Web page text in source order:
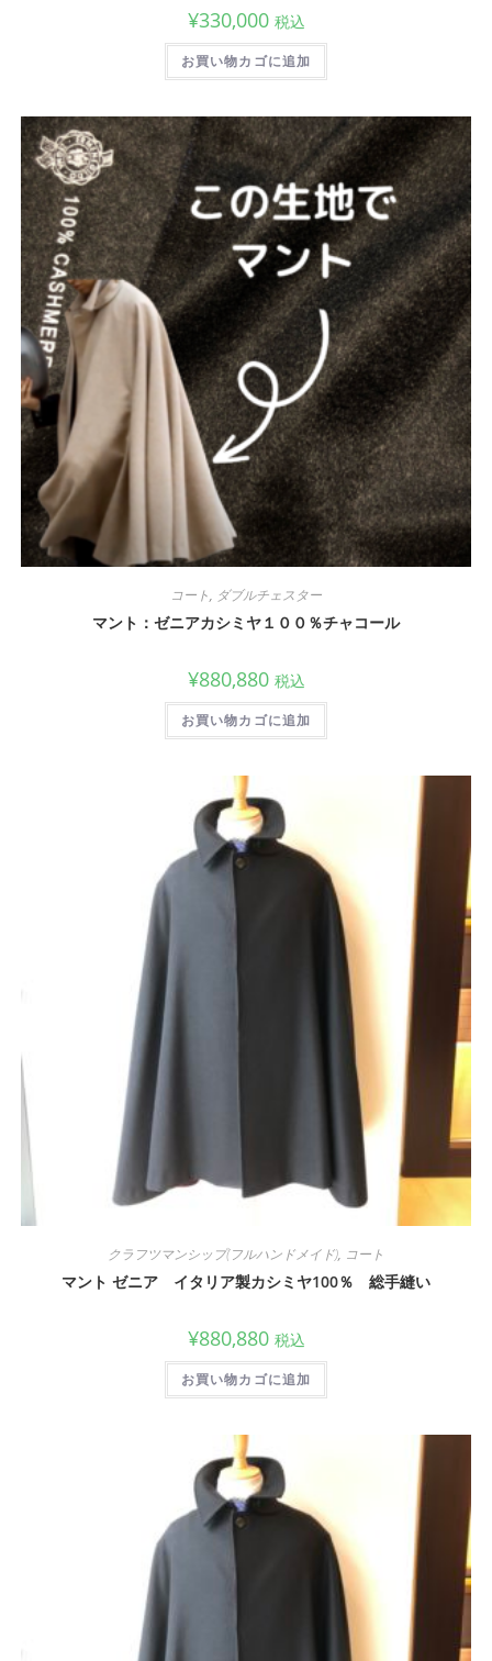
¥330,000 税込
お買い物カゴに追加
コート, ダブルチェスター
マント：ゼニアカシミヤ１００％チャコール
¥880,880 税込
お買い物カゴに追加
クラフツマンシップ(フルハンドメイド), コート
マント ゼニア イタリア製カシミヤ100％ 総手縫い
¥880,880 税込
お買い物カゴに追加